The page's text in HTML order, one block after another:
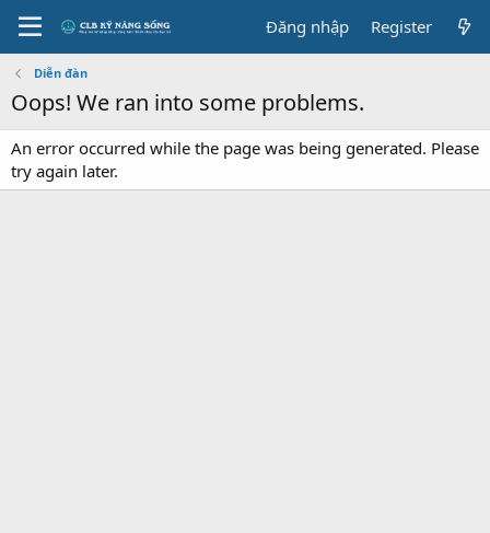
Đăng nhập Register
Diễn đàn
Oops! We ran into some problems.
An error occurred while the page was being generated. Please
try again later.